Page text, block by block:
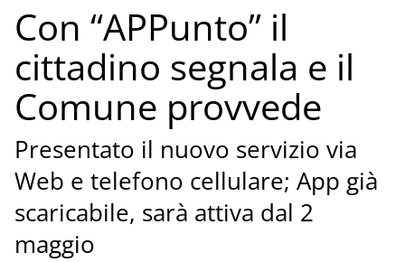
Con “APPunto” il
cittadino segnala e il
Comune provvede
Presentato il nuovo servizio via
Web e telefono cellulare; App già
scaricabile, sarà attiva dal 2
maggio